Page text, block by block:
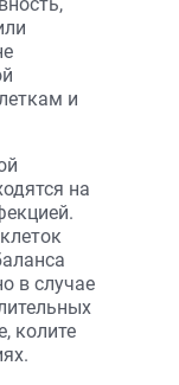
и
на
в случае
колите